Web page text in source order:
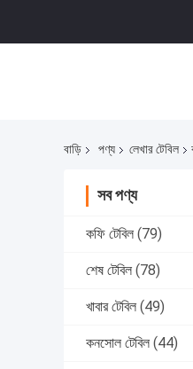
বাড়ি পণ্য লেখার টেবিল
সব পণ্য
কফি টেবিল (79)
শেষ টেবিল (78)
খাবার টেবিল (49)
কনসোল টেবিল (44)